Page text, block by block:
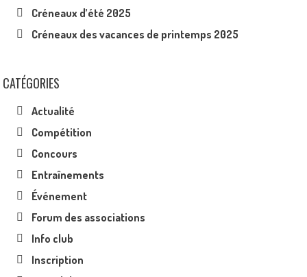
Créneaux d’été 2025
Créneaux des vacances de printemps 2025
CATÉGORIES
Actualité
Compétition
Concours
Entraînements
Événement
Forum des associations
Info club
Inscription